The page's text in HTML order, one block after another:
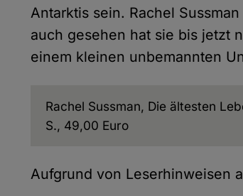
Antarktis sein. Rachel
auch gesehen hat sie bis jetzt
einem kleinen unbemannten
Rachel Sussman, Die ältesten
S., 49,00 Euro
Aufgrund von Leserhinweisen